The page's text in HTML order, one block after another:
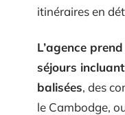
itinéraires en
L’agence
séjours
balisées, des
le Cambodge,